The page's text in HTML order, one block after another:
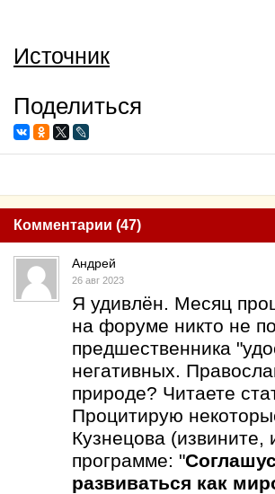
Источник
Поделиться
Комментарии (47)
Андрей
26 авг 2023
Я удивлён. Месяц
на форуме никто не
предшественника
негативных.
природе? Читаете
Процитирую
Кузнецова
программе: "
развиваться как